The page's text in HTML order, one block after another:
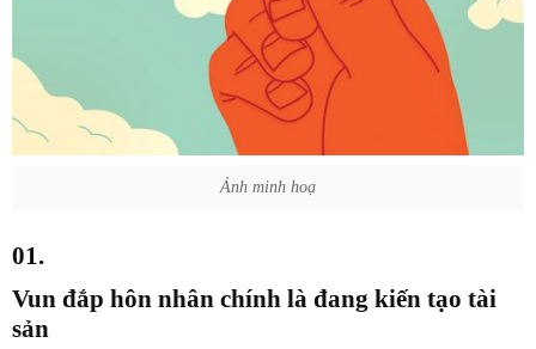
Ảnh minh hoạ
01.
Vun đắp hôn nhân chính là đang kiến tạo tài
sản